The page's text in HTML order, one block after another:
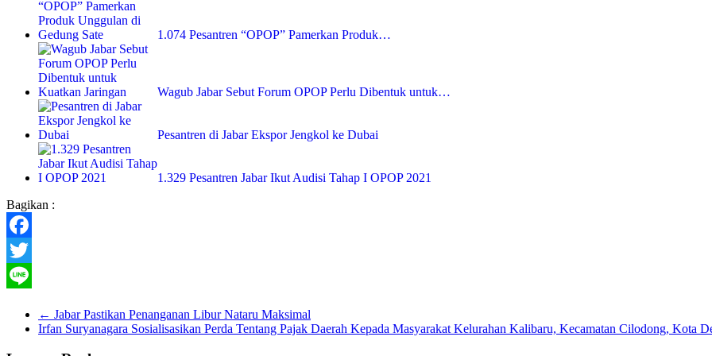
1.074 Pesantren “OPOP” Pamerkan Produk…
Wagub Jabar Sebut Forum OPOP Perlu Dibentuk untuk…
Pesantren di Jabar Ekspor Jengkol ke Dubai
1.329 Pesantren Jabar Ikut Audisi Tahap I OPOP 2021
Bagikan :
Facebook
Twitter
← Jabar Pastikan Penanganan Libur Nataru Maksimal
Irfan Suryanagara Sosialisasikan Perda Tentang Pajak Daerah Kepada Masyarakat Kelurahan Kalibaru, Kecamatan Cilodong, Kota